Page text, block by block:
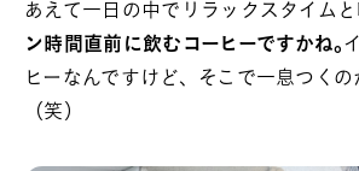
あえて一日の中でリラックスタイムと
ン時間直前に飲むコーヒーですかね｡
ヒーなんですけど、そこで一息つく
（笑）